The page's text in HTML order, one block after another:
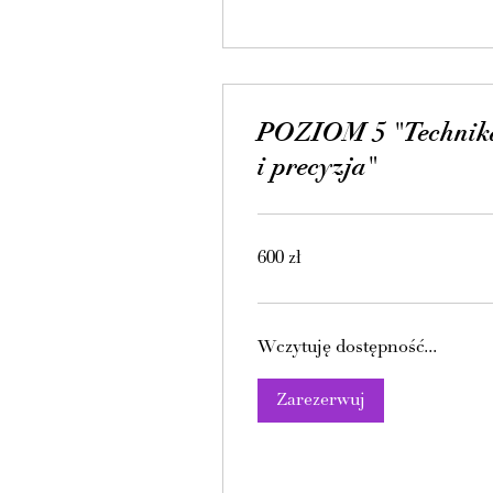
POZIOM 5
i precyzja"
600
złotych
600 zł
Wczytuję dostępność...
Zarezerwuj